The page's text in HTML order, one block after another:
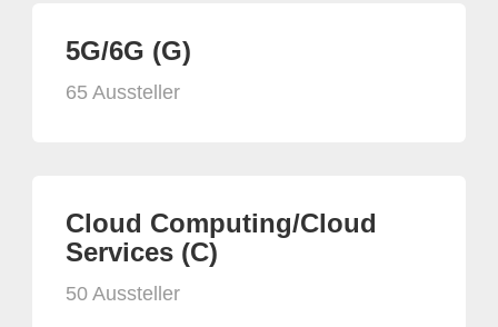
5G/6G (G)
65 Aussteller
Cloud Computing/Cloud
Services (C)
50 Aussteller